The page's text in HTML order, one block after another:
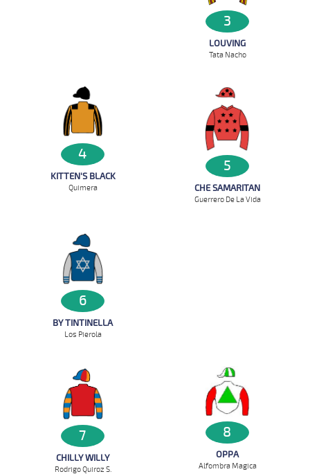
3
LOUVING
Tata Nacho
4
KITTEN'S BLACK
Quimera
5
CHE SAMARITAN
Guerrero De La Vida
6
BY TINTINELLA
Los Pierola
7
CHILLY WILLY
Rodrigo Quiroz S.
8
OPPA
Alfombra Magica